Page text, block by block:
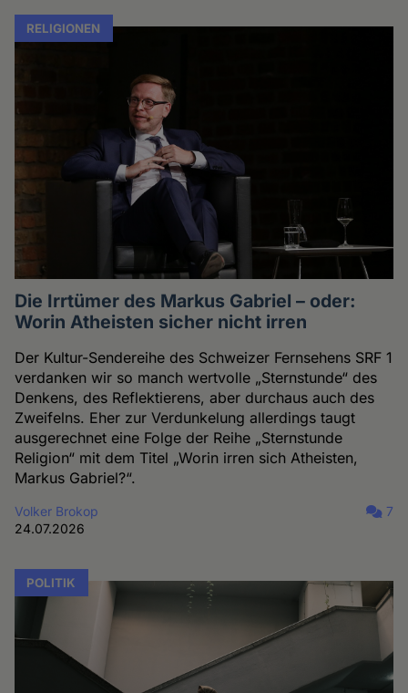
RELIGIONEN
Die Irrtümer des Markus Gabriel – oder:
Worin Atheisten sicher nicht irren
Der Kultur-Sendereihe des Schweizer Fernsehens SRF 1
verdanken wir so manch wertvolle „Sternstunde“ des
Denkens, des Reflektierens, aber durchaus auch des
Zweifelns. Eher zur Verdunkelung allerdings taugt
ausgerechnet eine Folge der Reihe „Sternstunde
Religion“ mit dem Titel „Worin irren sich Atheisten,
Markus Gabriel?“.
Volker Brokop
24.07.2026
7
POLITIK